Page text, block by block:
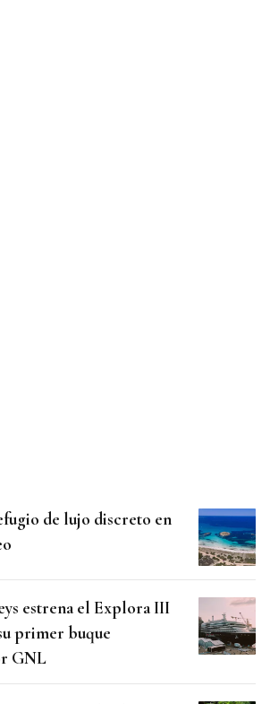
de lujo discreto en
estrena el Explora III
primer buque
GNL